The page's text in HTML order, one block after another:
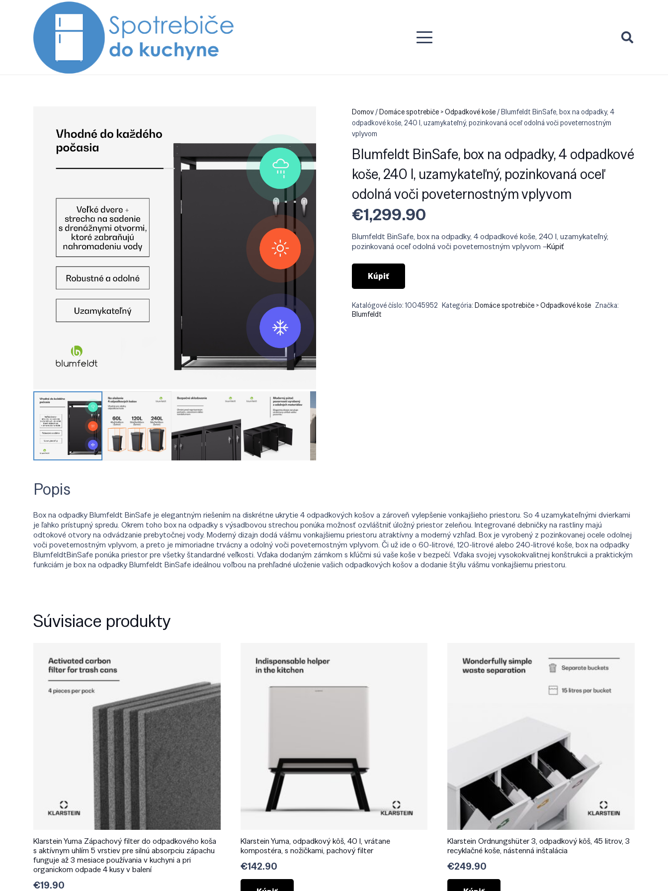
Domov/Domáce spotrebiče > Odpadkové koše/ Blumfeldt BinSafe, box na odpadky, 4
odpadkové koše, 240 l, uzamykateľný, pozinkovaná oceľ odolná voči poveternostným
vplyvom
Blumfeldt BinSafe, box na odpadky, 4 odpadkové
koše, 240 l, uzamykateľný, pozinkovaná oceľ
odolná voči poveternostným vplyvom
€1,299.90
Blumfeldt BinSafe, box na odpadky, 4 odpadkové koše, 240 l, uzamykateľný,
pozinkovaná oceľ odolná voči poveternostným vplyvom –Kúpiť
Kúpiť
Katalógové číslo:10045952 Kategória:Domáce spotrebiče > Odpadkové koše Značka:
Blumfeldt
Popis
Box na odpadky Blumfeldt BinSafe je elegantným riešením na diskrétne ukrytie 4 odpadkových košov a zároveň vylepšenie vonkajšieho priestoru. So 4 uzamykateľnými dvierkami
je ľahko prístupný spredu. Okrem toho box na odpadky s výsadbovou strechou ponúka možnosť ozvláštniť úložný priestor zeleňou. Integrované debničky na rastliny majú
odtokové otvory na odvádzanie prebytočnej vody. Moderný dizajn dodá vášmu vonkajšiemu priestoru atraktívny a moderný vzhľad. Box je vyrobený z pozinkovanej ocele odolnej
voči poveternostným vplyvom, a preto je mimoriadne trvácny a odolný voči poveternostným vplyvom. Či už ide o 60-litrové, 120-litrové alebo 240-litrové koše, box na odpadky
BlumfeldtBinSafe ponúka priestor pre všetky štandardné veľkosti. Vďaka dodaným zámkom s kľúčmi sú vaše koše v bezpečí. Vďaka svojej vysokokvalitnej konštrukcii a praktickým
funkciám je box na odpadky Blumfeldt BinSafe ideálnou voľbou na prehľadné uloženie vašich odpadkových košov a dodanie štýlu vášmu vonkajšiemu priestoru.
Súvisiace produkty
Klarstein Yuma Zápachový filter do odpadkového koša
s aktívnym uhlím 5 vrstiev pre silnú absorpciu zápachu
funguje až 3 mesiace používania v kuchyni a pri
organickom odpade 4 kusy v balení
€19.90
Klarstein Yuma, odpadkový kôš, 40 l, vrátane
kompostéra, s nožičkami, pachový filter
€142.90
Klarstein Ordnungshüter 3, odpadkový kôš, 45 litrov, 3
recyklačné koše, nástenná inštalácia
€249.90